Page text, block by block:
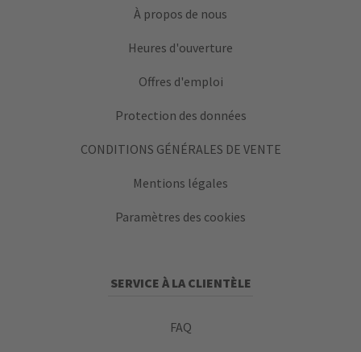
À propos de nous
Heures d'ouverture
Offres d'emploi
Protection des données
CONDITIONS GÉNÉRALES DE VENTE
Mentions légales
Paramètres des cookies
SERVICE À LA CLIENTÈLE
FAQ